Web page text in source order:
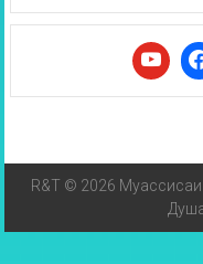
R&T © 2026